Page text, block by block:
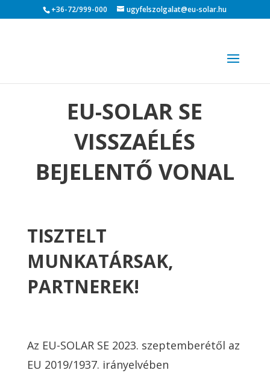
+36-72/999-000 ugyfelszolgalat@eu-solar.hu
EU-SOLAR SE
VISSZAÉLÉS
BEJELENTŐ VONAL
TISZTELT
MUNKATÁRSAK,
PARTNEREK!
Az EU-SOLAR SE 2023. szeptemberétől az
EU 2019/1937. irányelvében